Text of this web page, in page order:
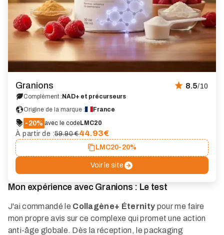
Granions 8.5/10
Complément :NAD+ et précurseurs
Origine de la marque :
France
-20% avec le codeLMC20
À partir de :59.90 €44.93€
LMC20-20%
Voir le site
Mon expérience avec Granions : Le test
J'ai commandé le Collagène+ Éternity pour me faire
mon propre avis sur ce complexe qui promet une action
anti-âge globale. Dès la réception, le packaging